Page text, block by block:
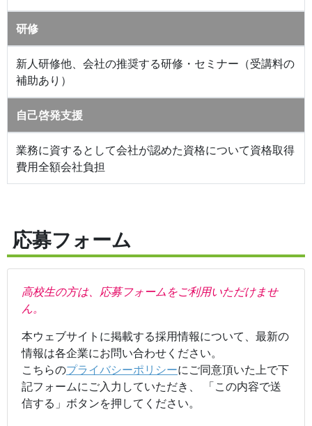
研修
新人研修他、会社の推奨する研修・セミナー（受講料の
補助あり）
自己啓発支援
業務に資するとして会社が認めた資格について資格取得
費用全額会社負担
応募フォーム
高校生の方は、応募フォームをご利用いただけませ
ん。
本ウェブサイトに掲載する採用情報について、最新の
情報は各企業にお問い合わせください。
こちらのプライバシーポリシーにご同意頂いた上で下
記フォームにご入力していただき、 「この内容で送
信する」ボタンを押してください。